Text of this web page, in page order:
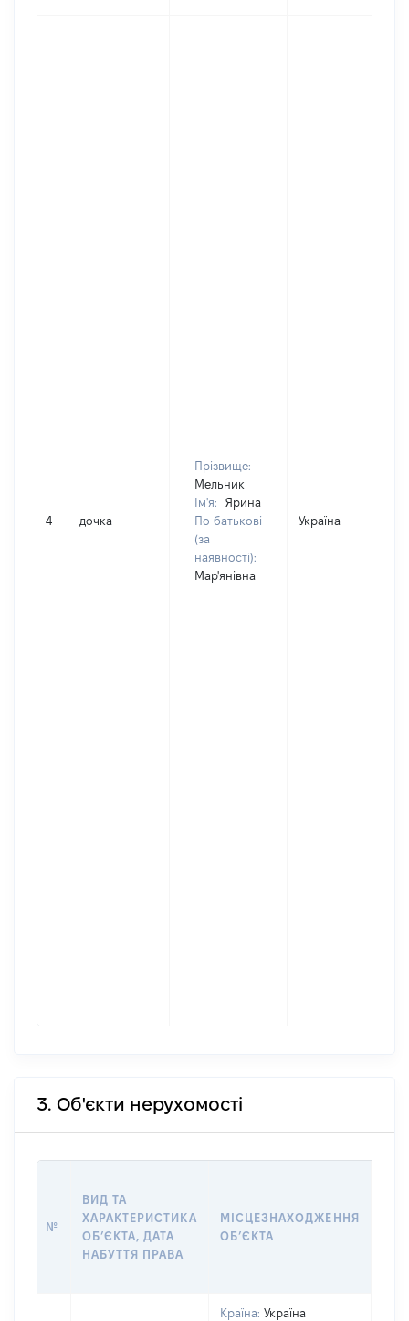
4 дочка
Прізвище:
Мельник
Ім'я:
Ярина
По батькові
(за
наявності):
Мар'янівна
Україна
3. Об'єкти нерухомості
№
ВИД ТА
ХАРАКТЕРИСТИКА
ОБʼЄКТА, ДАТА
НАБУТТЯ ПРАВА
МІСЦЕЗНАХОДЖЕННЯ
ОБʼЄКТА
Країна: Україна